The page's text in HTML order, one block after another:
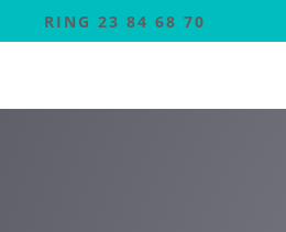
RING 23 84 68 70